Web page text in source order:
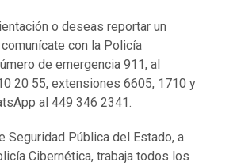
o deseas reportar un
con la Policía
de emergencia 911, al
20 55, extensiones 6605, 1710 y
al 449 346 2341.
Seguridad Pública del Estado, a
Cibernética, trabaja todos los